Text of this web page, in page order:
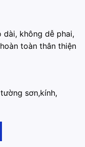
không dễ phai,
toàn thân thiện
sơn,kính,
Khổ 45cm x 10m